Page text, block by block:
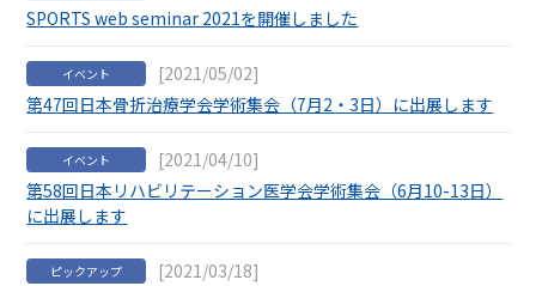
SPORTS web seminar 2021を開催しました
イベント
[2021/05/02]
第47回日本骨折治療学会学術集会（7月2・3日）に出展します
イベント
[2021/04/10]
第58回日本リハビリテーション医学会学術集会（6月10-13日）
に出展します
ピックアップ
[2021/03/18]